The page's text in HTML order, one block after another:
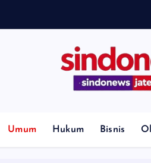
Umum Hukum Bisnis